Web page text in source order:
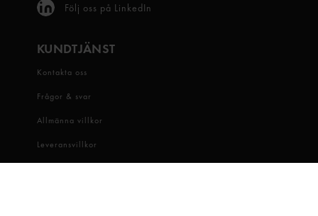
Följ oss på LinkedIn
KUNDTJÄNST
Kontakta oss
Frågor & svar
Allmänna villkor
Leveransvillkor